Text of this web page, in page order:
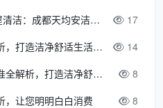
清洁垃圾桶内外
头摆放整齐，被子折叠
日常保洁99元4小时全屋清洁：成都天均安洁保洁超值服务全解析 17
专业日常保洁标准全解析，打造洁净舒适生活空间 14
专业日常保洁流程及标准全解析，打造洁净舒适环境 8
，让您明明白白消费 8